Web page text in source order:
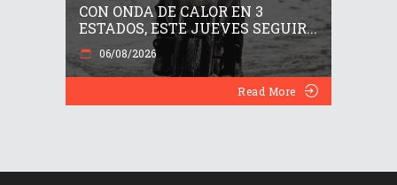
CON ONDA DE CALOR EN 3
ESTADOS, ESTE JUEVES SEGUIR...
06/08/2026
Read More